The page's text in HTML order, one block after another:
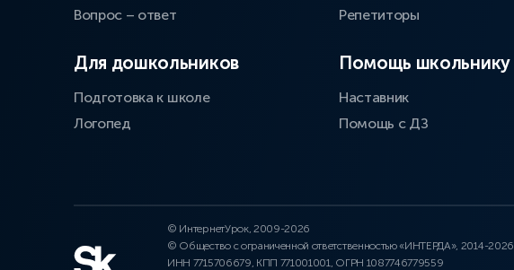
Вопрос – ответ
Для дошкольников
Подготовка к школе
Логопед
Репетиторы
Помощь школьнику
Наставник
Помощь с ДЗ
© ИнтернетУрок, 2009-2026
© Общество с ограниченной ответственностью «ИНТЕРДА», 2014-2026
ИНН 7715706679, КПП 771001001, ОГРН 1087746779559